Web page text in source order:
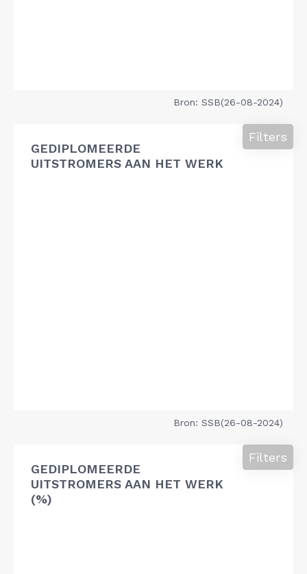
Bron: SSB(26-08-2024)
GEDIPLOMEERDE
UITSTROMERS AAN HET WERK
Filters
Bron: SSB(26-08-2024)
GEDIPLOMEERDE
UITSTROMERS AAN HET WERK
(%)
Filters